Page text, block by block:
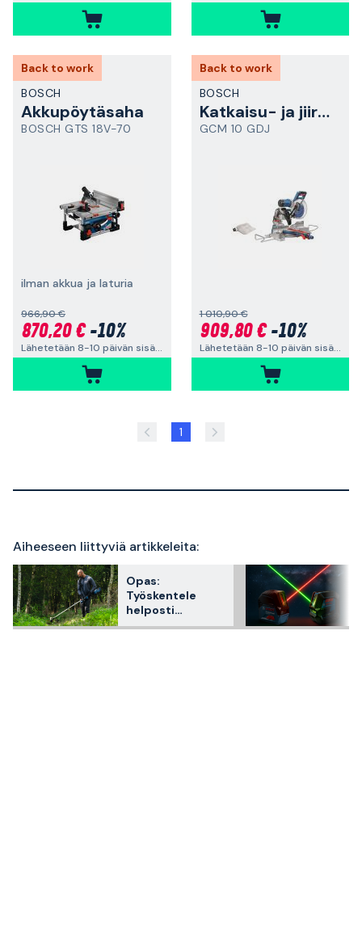
Back to work
BOSCH
Akkupöytäsaha
BOSCH GTS 18V-70
ilman akkua ja laturia
966,90 €
870,20 €-10%
Lähetetään 8-10 päivän sisällä
Back to work
BOSCH
Katkaisu- ja jiirisaha
GCM 10 GDJ
1 010,90 €
909,80 €-10%
Lähetetään 8-10 päivän sisällä
1
Aiheeseen liittyviä artikkeleita:
Opas:
Työskentele
helposti
akkukäyttöisesti